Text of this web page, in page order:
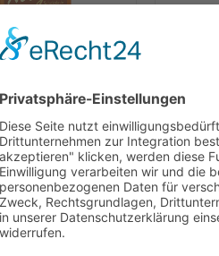
Viba Nougat-
Krokant,
100 g
0.1 kg(34,90 € * / 1 kg)
3,49 € *
Viba
Inhalt